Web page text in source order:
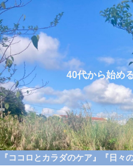
40代から始め
『ココロとカラダのケア』 『日々